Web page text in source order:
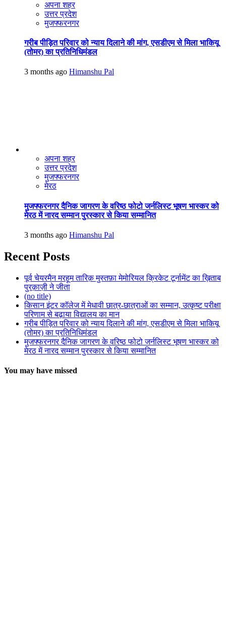
अपना शहर
उत्तर प्रदेश
मुजफ्फरनगर
गरीब पीड़ित परिवार को न्याय दिलाने की मांग, एसडीएम से मिला भाकियू
(तोमर) का प्रतिनिधिमंडल
3 months ago Himanshu Pal
अपना शहर
उत्तर प्रदेश
मुजफ्फरनगर
मेरठ
मुजफ्फरनगर दैनिक जागरण के वरिष्ठ फोटो जर्नलिस्ट भूषण भास्कर को
मेरठ में नारद सम्मान पुरस्कार से किया सम्मानित
3 months ago Himanshu Pal
Recent Posts
पूर्व चेयरमैन मरहूम तारिक़ मुस्तफ़ा मेमोरियल क्रिकेट टूर्नामेंट का ख़िताब
पुरक़ाज़ी ने जीता
(no title)
किसान इंटर कॉलेज में मेधावी छात्र-छात्राओं का सम्मान, उत्कृष्ट परीक्षा
परिणाम से बढ़ाया विद्यालय का मान
गरीब पीड़ित परिवार को न्याय दिलाने की मांग, एसडीएम से मिला भाकियू
(तोमर) का प्रतिनिधिमंडल
मुजफ्फरनगर दैनिक जागरण के वरिष्ठ फोटो जर्नलिस्ट भूषण भास्कर को
मेरठ में नारद सम्मान पुरस्कार से किया सम्मानित
You may have missed